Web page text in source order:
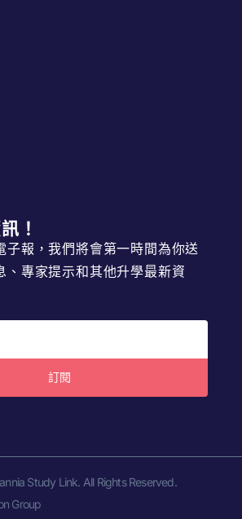
！
子報，我們將會第一時間為你送
、專家提示和其他升學最新資
訂閱
Study Link. All Rights Reserved.
Group